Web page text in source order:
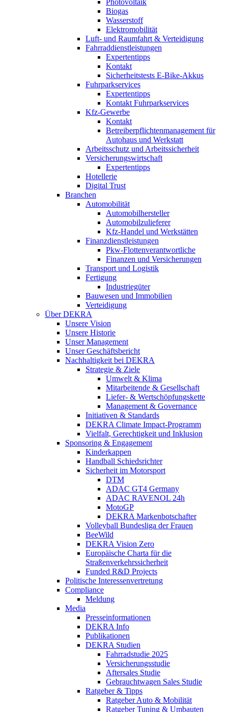
Biogas
Wasserstoff
Elektromobilität
Luft- und Raumfahrt & Verteidigung
Fahrraddienstleistungen
Expertentipps
Kontakt
Sicherheitstests E-Bike-Akkus
Fuhrparkservices
Expertentipps
Kontakt Fuhrparkservices
Kfz-Gewerbe
Kontakt
Betreiberpflichtenmanagement für
Autohaus und Werkstatt
Arbeitsschutz und Arbeitssicherheit
Versicherungswirtschaft
Expertentipps
Hotellerie
Digital Trust
Branchen
Automobilität
Automobilhersteller
Automobilzulieferer
Kfz-Handel und Werkstätten
Finanzdienstleistungen
Pkw‑Flottenverantwortliche
Finanzen und Versicherungen
Transport und Logistik
Fertigung
Industriegüter
Bauwesen und Immobilien
Verteidigung
Über DEKRA
Unsere Vision
Unsere Historie
Unser Management
Unser Geschäftsbericht
Nachhaltigkeit bei DEKRA
Strategie & Ziele
Umwelt & Klima
Mitarbeitende & Gesellschaft
Liefer- & Wertschöpfungskette
Management & Governance
Initiativen & Standards
DEKRA Climate Impact-Programm
Vielfalt, Gerechtigkeit und Inklusion​
Sponsoring & Engagement
Kinderkappen
Handball Schiedsrichter
Sicherheit im Motorsport
DTM
ADAC GT4 Germany
ADAC RAVENOL 24h
MotoGP
DEKRA Markenbotschafter
Volleyball Bundesliga der Frauen
BeeWild
DEKRA Vision Zero
Europäische Charta für die
Straßenverkehrssicherheit
Funded R&D Projects
Politische Interessenvertretung
Compliance
Meldung
Media
Presseinformationen
DEKRA Info
Publikationen
DEKRA Studien
Fahrradstudie 2025
Versicherungsstudie
Aftersales Studie
Gebrauchtwagen Sales Studie
Ratgeber & Tipps
Ratgeber Auto & Mobilität
Ratgeber Tuning & Umbauten